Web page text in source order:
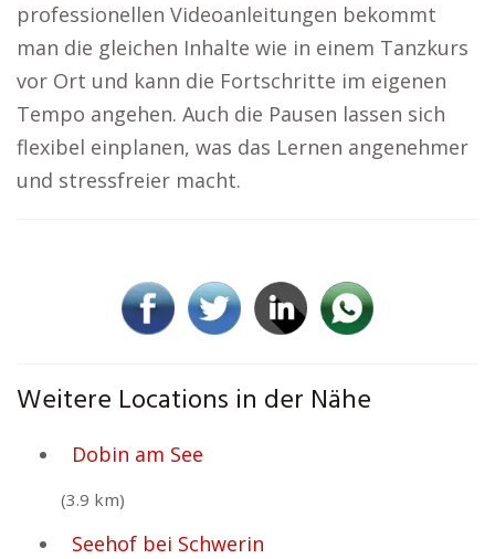
professionellen Videoanleitungen bekommt
man die gleichen Inhalte wie in einem Tanzkurs
vor Ort und kann die Fortschritte im eigenen
Tempo angehen. Auch die Pausen lassen sich
flexibel einplanen, was das Lernen angenehmer
und stressfreier macht.
Weitere Locations in der Nähe
Dobin am See
(3.9 km)
Seehof bei Schwerin